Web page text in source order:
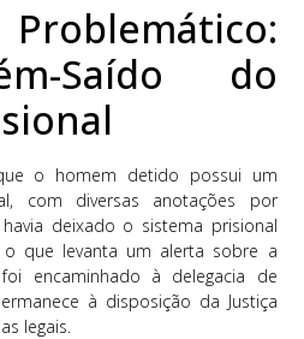
Saído do
o homem detido possui um
com diversas anotações por
deixado o sistema prisional
que levanta um alerta sobre a
encaminhado à delegacia de
à disposição da Justiça
legais.